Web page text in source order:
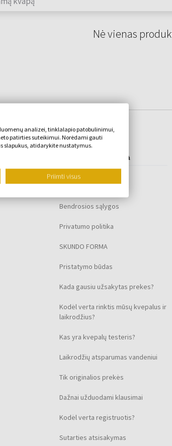
Nė vienas
VISKAS APIE PIRKIMĄ
Lojalumo programa
Bendrosios sąlygos
Privatumo politika
SKUNDO FORMA
Pristatymo būdas
Kada gausiu užsakytas prekes?
Kodėl verta rinktis mūsų kvepalus ir
laikrodžius?
Kas yra kvepalų testeris?
Laikrodžių atsparumas vandeniui
Tik originalios prekės
Dažnai užduodami klausimai
Kodėl verta registruotis?
Sutarties atsisakymas
analizei, tinklalapio patobulinimui,
patirties suteikimui. Norėdami gauti
slapukus, atidarykite nustatymus.
Priimti visus